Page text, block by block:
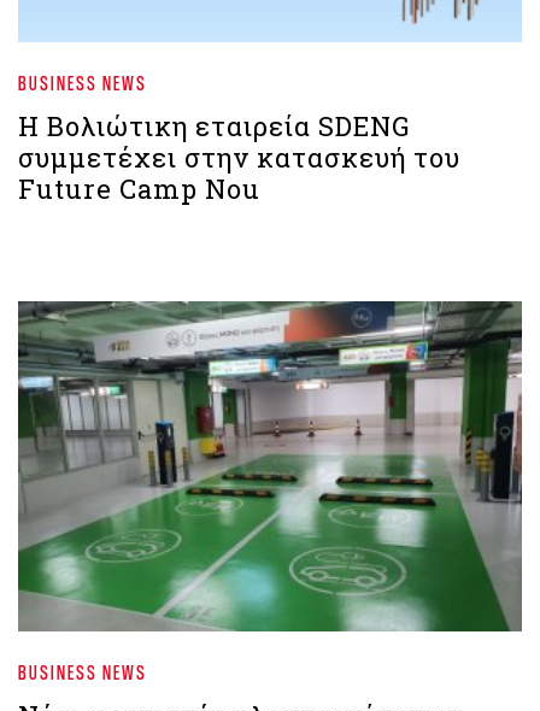
BUSINESS NEWS
Η Βολιώτικη εταιρεία SDENG
συμμετέχει στην κατασκευή του
Future Camp Nou
BUSINESS NEWS